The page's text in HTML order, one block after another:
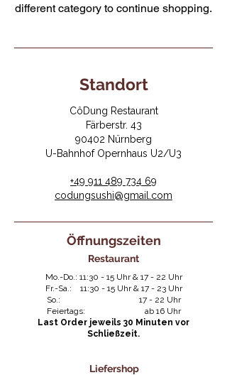
different category to continue shopping.
Standort
CôDung Restaurant
Färberstr. 43
90402 Nürnberg
U-Bahnhof Opernhaus U2/U3
+49 911 489 734 69
codungsushi@gmail.com​
Öffnungszeiten
Restaurant
Mo.-Do.: 11:30 - 15 Uhr & 17 - 22 Uhr
Fr.-Sa.: 11:30 - 15 Uhr & 17 - 23 Uhr
So.: 17 - 22 Uhr
​Feiertags: ab 16 Uhr
​Last Order jeweils 30 Minuten vor
Schließzeit.
Liefershop